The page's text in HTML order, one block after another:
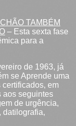
TAMBÉM
– Esta sexta fase
para a
de 1963, já
se Aprende uma
certificados, em
aos seguintes
de urgência,
datilografia,